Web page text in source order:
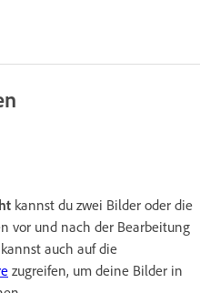
kannst du zwei Bilder oder die
vor und nach der Bearbeitung
auch auf die
zugreifen, um deine Bilder in